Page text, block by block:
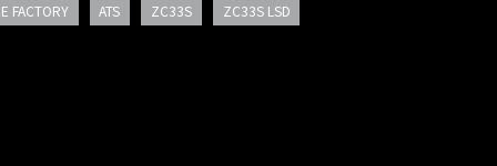
FACTORY ATS ZC33S ZC33S LSD